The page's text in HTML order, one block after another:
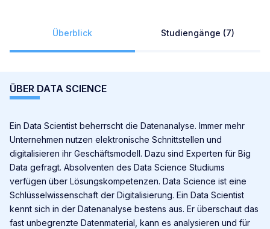
Überblick Studiengänge (7)
ÜBER DATA SCIENCE
Ein Data Scientist beherrscht die Datenanalyse. Immer mehr
Unternehmen nutzen elektronische Schnittstellen und
digitalisieren ihr Geschäftsmodell. Dazu sind Experten für Big
Data gefragt. Absolventen des Data Science Studiums
verfügen über Lösungskompetenzen. Data Science ist eine
Schlüsselwissenschaft der Digitalisierung. Ein Data Scientist
kennt sich in der Datenanalyse bestens aus. Er überschaut das
fast unbegrenzte Datenmaterial, kann es analysieren und für